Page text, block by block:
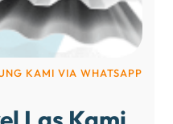
KAMI VIA WHATSAPP